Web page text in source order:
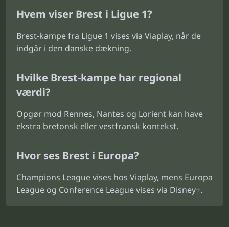
Hvem viser Brest i Ligue 1?
Brest-kampe fra Ligue 1 vises via Viaplay, når de
indgår i den danske dækning.
Hvilke Brest-kampe har regional
værdi?
Opgør mod Rennes, Nantes og Lorient kan have
ekstra bretonsk eller vestfransk kontekst.
Hvor ses Brest i Europa?
Champions League vises hos Viaplay, mens Europa
League og Conference League vises via Disney+.